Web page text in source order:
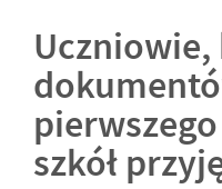
Uczniowie,
szkół